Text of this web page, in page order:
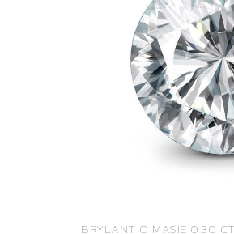
BRYLANT O MASIE 0.30